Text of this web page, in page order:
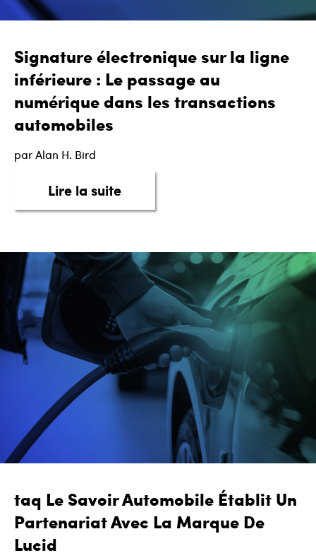
Signature électronique sur la ligne
inférieure : Le passage au
numérique dans les transactions
automobiles
par Alan H. Bird
Lire la suiteabout Signature électronique
taq Le Savoir Automobile Établit Un
Partenariat Avec La Marque De
Lucid